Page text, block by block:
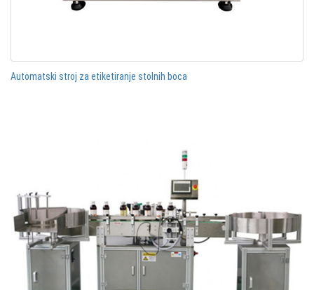
Automatski stroj za etiketiranje stolnih boca